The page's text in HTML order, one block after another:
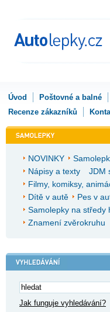
Úvod Poštovné a balné
Recenze zákazníků
NOVINKY
Nápisy a texty
JDM
Filmy, komiksy,
Dítě v autě
Pes v
Samolepky na středy
Znamení zvěrokruhu
Jak funguje vyhledávání?